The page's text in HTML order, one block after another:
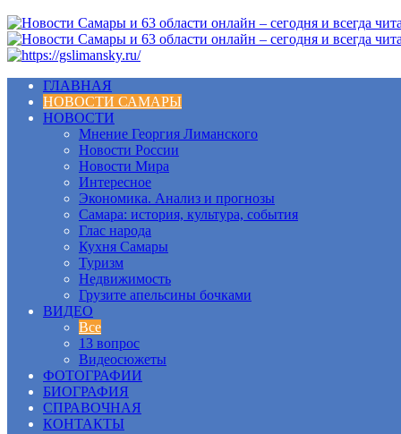
Меню
ГЛАВНАЯ
НОВОСТИ САМАРЫ
НОВОСТИ
Мнение Георгия Лиманского
Новости России
Новости Мира
Интересное
Экономика. Анализ и прогнозы
Самара: история, культура, события
Глас народа
Кухня Самары
Туризм
Недвижимость
Грузите апельсины бочками
ВИДЕО
Все
13 вопрос
Видеосюжеты
ФОТОГРАФИИ
БИОГРАФИЯ
СПРАВОЧНАЯ
КОНТАКТЫ